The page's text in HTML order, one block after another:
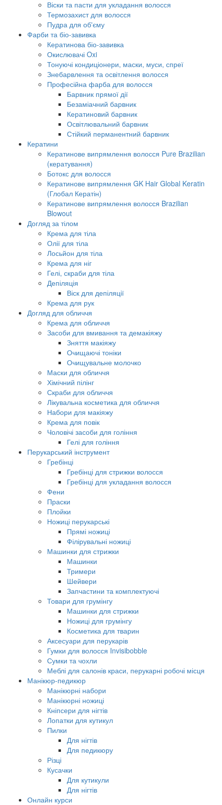
Віски та пасти для укладання волосся
Термозахист для волосся
Пудра для об'єму
Фарби та біо-завивка
Кератинова біо-завивка
Окислювачі Oxi
Тонуючі кондиціонери, маски, муси, спреї
Знебарвлення та освітлення волосся
Професійна фарба для волосся
Барвник прямої дії
Безаміачний барвник
Кератиновий барвник
Освітлювальний барвник
Стійкий перманентний барвник
Кератини
Кератинове випрямлення волосся Pure Brazilian
(кератування)
Ботокс для волосся
Кератинове випрямлення GK Hair Global Keratin
(Глобал Кератін)
Кератинове випрямлення волосся Brazilian
Blowout
Догляд за тілом
Крема для тіла
Олії для тіла
Лосьйон для тіла
Крема для ніг
Гелі, скраби для тіла
Депіляція
Віск для депіляції
Крема для рук
Догляд для обличчя
Крема для обличчя
Засоби для вмивання та демакіяжу
Зняття макіяжу
Очищаючі тоніки
Очищувальне молочко
Маски для обличчя
Хімічний пілінг
Скраби для обличчя
Лікувальна косметика для обличчя
Набори для макіяжу
Крема для повік
Чоловічі засоби для гоління
Гелі для гоління
Перукарський інструмент
Гребінці
Гребінці для стрижки волосся
Гребінці для укладання волосся
Фени
Праски
Плойки
Ножиці перукарські
Прямі ножиці
Філірувальні ножиці
Машинки для стрижки
Машинки
Тримери
Шейвери
Запчастини та комплектуючі
Товари для грумінгу
Машинки для стрижки
Ножиці для грумінгу
Косметика для тварин
Аксесуари для перукарів
Гумки для волосся Invisibobble
Сумки та чохли
Меблі для салонів краси, перукарні робочі місця
Манікюр-педикюр
Манікюрні набори
Манікюрні ножиці
Кніпсери для нігтів
Лопатки для кутикул
Пилки
Для нігтів
Для педикюру
Різці
Кусачки
Для кутикули
Для нігтів
Онлайн курси